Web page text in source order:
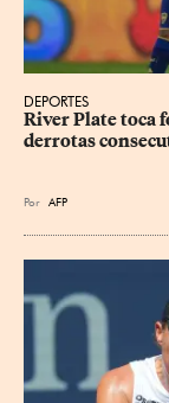
DEPORTES
River Plate toca
derrotas
Por AFP